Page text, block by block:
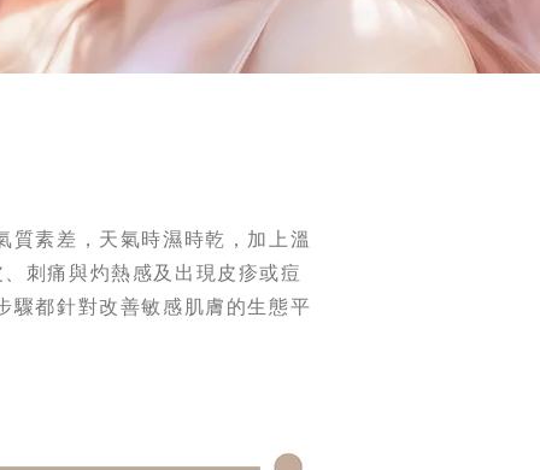
素差，天氣時濕時乾，加上溫
刺痛與灼熱感及出現皮疹或痘
驟都針對改善敏感肌膚的生態平